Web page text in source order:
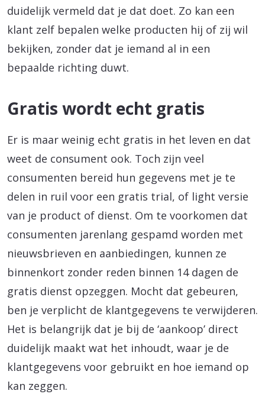
duidelijk vermeld dat je dat doet. Zo kan een
klant zelf bepalen welke producten hij of zij wil
bekijken, zonder dat je iemand al in een
bepaalde richting duwt.
Gratis wordt echt gratis
Er is maar weinig echt gratis in het leven en dat
weet de consument ook. Toch zijn veel
consumenten bereid hun gegevens met je te
delen in ruil voor een gratis trial, of light versie
van je product of dienst. Om te voorkomen dat
consumenten jarenlang gespamd worden met
nieuwsbrieven en aanbiedingen, kunnen ze
binnenkort zonder reden binnen 14 dagen de
gratis dienst opzeggen. Mocht dat gebeuren,
ben je verplicht de klantgegevens te verwijderen.
Het is belangrijk dat je bij de ‘aankoop’ direct
duidelijk maakt wat het inhoudt, waar je de
klantgegevens voor gebruikt en hoe iemand op
kan zeggen.